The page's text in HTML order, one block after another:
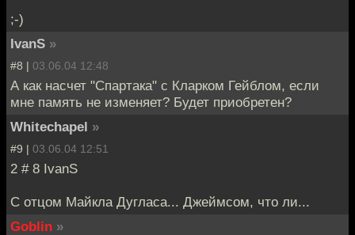
;-)
IvanS »
#8 | 03.06.04 12:48
А как насчет "Спартака" с Кларком Гейблом, если
мне память не изменяет? Будет приобретен?
Whitechapel »
#9 | 03.06.04 12:51
2 # 8 IvanS
C отцом Майкла Дугласа... Джеймсом, что ли...
Goblin »